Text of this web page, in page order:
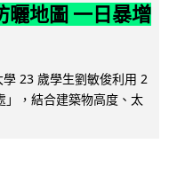
曬地圖 一日暴增
學 23 歲學生劉敏俊利用 2
，結合建築物高度、太